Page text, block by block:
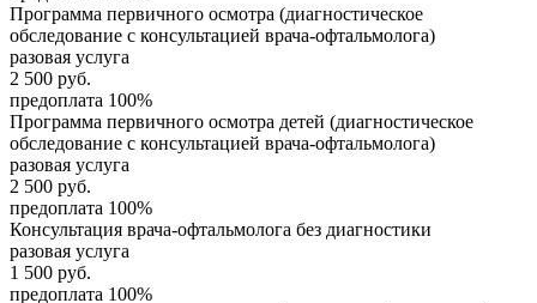
Программа первичного осмотра (диагностическое
обследование с консультацией врача-офтальмолога)
разовая услуга
2 500 руб.
предоплата 100%
Программа первичного осмотра детей (диагностическое
обследование с консультацией врача-офтальмолога)
разовая услуга
2 500 руб.
предоплата 100%
Консультация врача-офтальмолога без диагностики
разовая услуга
1 500 руб.
предоплата 100%